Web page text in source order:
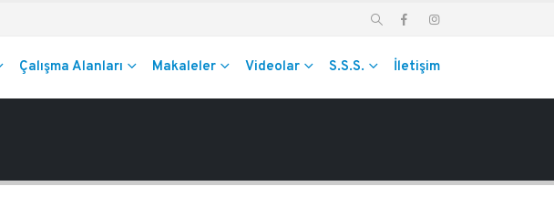
Çalışma Alanları Makaleler Videolar S.S.S. İletişim